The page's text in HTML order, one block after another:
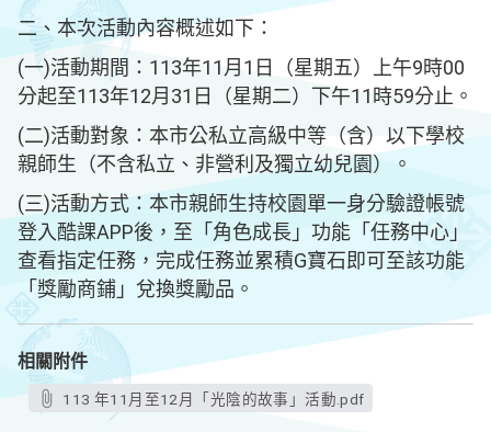
二、本次活動內容概述如下：
(一)活動期間：113年11月1日（星期五）上午9時00
分起至113年12月31日（星期二）下午11時59分止。
(二)活動對象：本市公私立高級中等（含）以下學校
親師生（不含私立、非營利及獨立幼兒園）。
(三)活動方式：本市親師生持校園單一身分驗證帳號
登入酷課APP後，至「角色成長」功能「任務中心」
查看指定任務，完成任務並累積G寶石即可至該功能
「獎勵商鋪」兌換獎勵品。
相關附件
113 年11月至12月「光陰的故事」活動.pdf